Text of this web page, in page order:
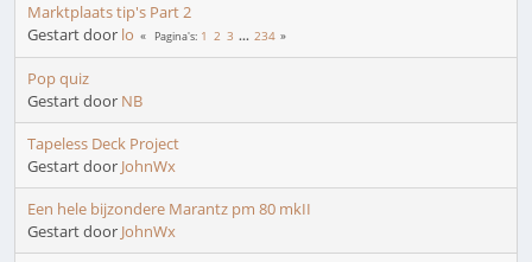
Marktplaats tip's Part 2
Gestart door lo Pagina's 1 2 3 ... 234
Pop quiz
Gestart door NB
Tapeless Deck Project
Gestart door JohnWx
Een hele bijzondere Marantz pm 80 mkII
Gestart door JohnWx